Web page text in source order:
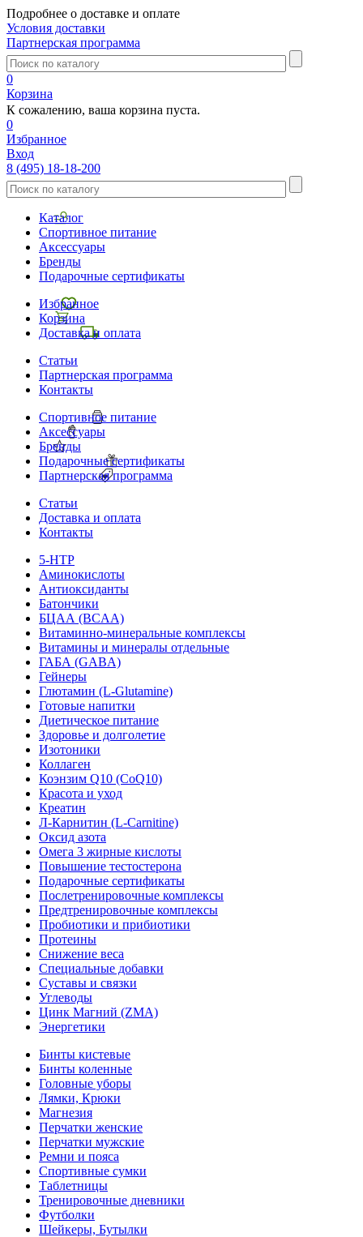
Подробнее о доставке и оплате
Условия доставки
Партнерская программа
0
Корзина
К сожалению, ваша корзина пуста.
0
Избранное
Вход
8 (495) 18-18-200
Каталог
Спортивное питание
Аксессуары
Бренды
Подарочные сертификаты
Избранное
Корзина
Доставка и оплата
Статьи
Партнерская программа
Контакты
Спортивное питание
Аксессуары
Бренды
Подарочные сертификаты
Партнерская программа
Статьи
Доставка и оплата
Контакты
5-HTP
Аминокислоты
Антиоксиданты
Батончики
БЦАА (BCAA)
Витаминно-минеральные комплексы
Витамины и минералы отдельные
ГАБА (GABA)
Гейнеры
Глютамин (L-Glutamine)
Готовые напитки
Диетическое питание
Здоровье и долголетие
Изотоники
Коллаген
Коэнзим Q10 (CoQ10)
Красота и уход
Креатин
Л-Карнитин (L-Сarnitine)
Оксид азота
Омега 3 жирные кислоты
Повышение тестостерона
Подарочные сертификаты
Послетренировочные комплексы
Предтренировочные комплексы
Пробиотики и прибиотики
Протеины
Снижение веса
Специальные добавки
Суставы и связки
Углеводы
Цинк Магний (ZMA)
Энергетики
Бинты кистевые
Бинты коленные
Головные уборы
Лямки, Крюки
Магнезия
Перчатки женские
Перчатки мужские
Ремни и пояса
Спортивные сумки
Таблетницы
Тренировочные дневники
Футболки
Шейкеры, Бутылки